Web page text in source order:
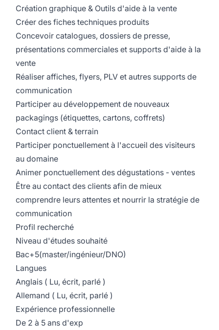
Création graphique & Outils d'aide à la vente
Créer des fiches techniques produits
Concevoir catalogues, dossiers de presse,
présentations commerciales et supports d'aide à la
vente
Réaliser affiches, flyers, PLV et autres supports de
communication
Participer au développement de nouveaux
packagings (étiquettes, cartons, coffrets)
Contact client & terrain
Participer ponctuellement à l'accueil des visiteurs
au domaine
Animer ponctuellement des dégustations - ventes
Être au contact des clients afin de mieux
comprendre leurs attentes et nourrir la stratégie de
communication
Profil recherché
Niveau d'études souhaité
Bac+5(master/ingénieur/DNO)
Langues
Anglais ( Lu, écrit, parlé )
Allemand ( Lu, écrit, parlé )
Expérience professionnelle
De 2 à 5 ans d'exp